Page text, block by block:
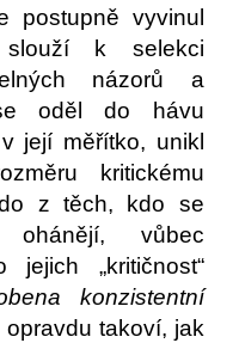
postupně vyvinul
k selekci
názorů a
oděl do hávu
její měřítko, unikl
kritickému
z těch, kdo se
ohánějí, vůbec
„kritičnost“
konzistentní
takoví, jak